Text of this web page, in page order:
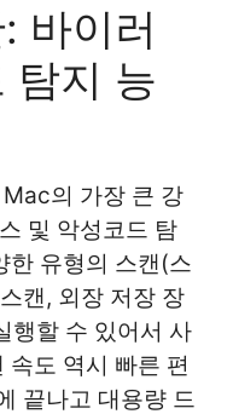
바이러
탐지 능
의 가장 큰 강
및 악성코드 탐
한 유형의 스캔(스
캔, 외장 저장 장
행할 수 있어서 사
속도 역시 빠른 편
끝나고 대용량 드